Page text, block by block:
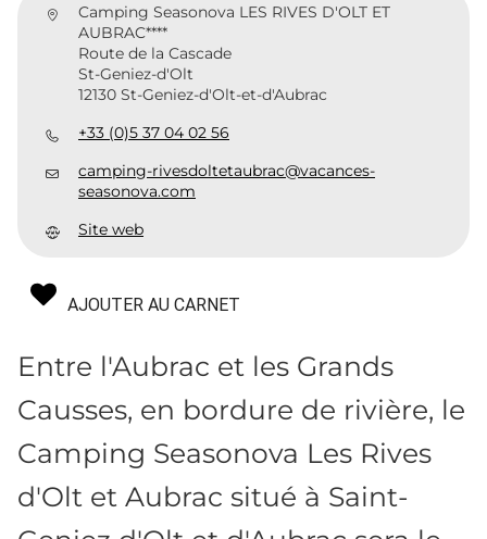
Camping Seasonova LES RIVES D'OLT ET
AUBRAC****
Route de la Cascade
St-Geniez-d'Olt
12130 St-Geniez-d'Olt-et-d'Aubrac
+33 (0)5 37 04 02 56
camping-rivesdoltetaubrac@vacances-
seasonova.com
Site web
AJOUTER AU CARNET
Entre l'Aubrac et les Grands
Causses, en bordure de rivière, le
Camping Seasonova Les Rives
d'Olt et Aubrac situé à Saint-